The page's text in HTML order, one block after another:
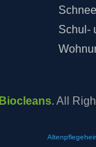
Schul-
Biocleans. All